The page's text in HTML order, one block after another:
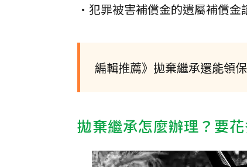
•犯罪被害補償金的遺屬補償金
編輯推薦》拋棄繼承還能領
拋棄繼承怎麼辦理？要